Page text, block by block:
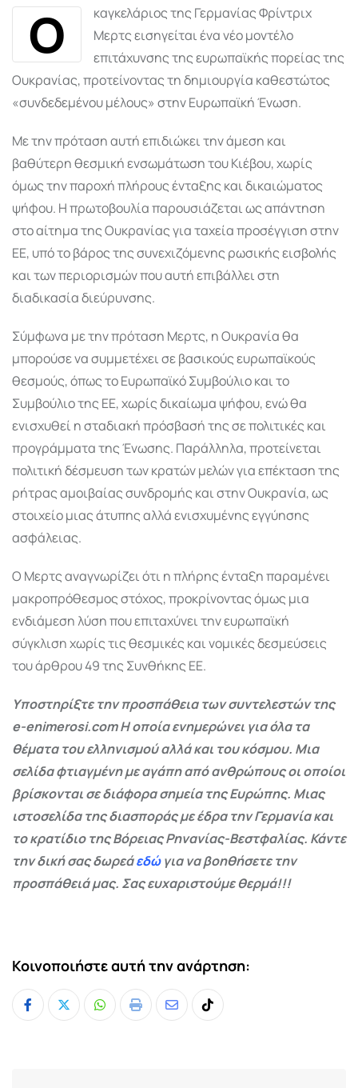
Ο καγκελάριος της ΓερμανίαςΦρίντριχ
Μερτςεισηγείται ένα νέο μοντέλο
επιτάχυνσης της ευρωπαϊκής πορείας της
Ουκρανίας, προτείνοντας τη δημιουργία καθεστώτος
«συνδεδεμένου μέλους» στηνΕυρωπαϊκή Ένωση.
Με την πρόταση αυτή επιδιώκει την άμεση και
βαθύτερη θεσμική ενσωμάτωση του Κιέβου, χωρίς
όμως την παροχή πλήρους ένταξης και δικαιώματος
ψήφου. Η πρωτοβουλία παρουσιάζεται ως απάντηση
στο αίτημα της Ουκρανίας για ταχεία προσέγγιση στην
ΕΕ, υπό το βάρος της συνεχιζόμενης ρωσικής εισβολής
και των περιορισμών που αυτή επιβάλλει στη
διαδικασία διεύρυνσης.
Σύμφωνα με την πρόταση Μερτς, η Ουκρανία θα
μπορούσε να συμμετέχει σε βασικούς ευρωπαϊκούς
θεσμούς, όπως το Ευρωπαϊκό Συμβούλιο και το
Συμβούλιο της ΕΕ, χωρίς δικαίωμα ψήφου, ενώ θα
ενισχυθεί η σταδιακή πρόσβασή της σε πολιτικές και
προγράμματα της Ένωσης. Παράλληλα, προτείνεται
πολιτική δέσμευση των κρατών μελών για επέκταση της
ρήτρας αμοιβαίας συνδρομής και στην Ουκρανία, ως
στοιχείο μιας άτυπης αλλά ενισχυμένης εγγύησης
ασφάλειας.
Ο Μερτς αναγνωρίζει ότι η πλήρης ένταξη παραμένει
μακροπρόθεσμος στόχος, προκρίνοντας όμως μια
ενδιάμεση λύση που επιταχύνει την ευρωπαϊκή
σύγκλιση χωρίς τις θεσμικές και νομικές δεσμεύσεις
του άρθρου 49 της Συνθήκης ΕΕ.
Υποστηρίξτε την προσπάθεια των συντελεστών της
e-enimerosi.com Η οποία ενημερώνει για όλα τα
θέματα του ελληνισμού αλλά και του κόσμου. Μια
σελίδα φτιαγμένη με αγάπη από ανθρώπους οι οποίοι
βρίσκονται σε διάφορα σημεία της Ευρώπης. Μιας
ιστοσελίδα της διασποράς με έδρα την Γερμανία και
το κρατίδιο της Βόρειας Ρηνανίας-Βεστφαλίας. Κάντε
την δική σας δωρεάεδώγια να βοηθήσετε την
προσπάθειά μας. Σας ευχαριστούμε θερμά!!!
Κοινοποιήστε αυτή την ανάρτηση:
Whatsapp
Print
ShareTiktok